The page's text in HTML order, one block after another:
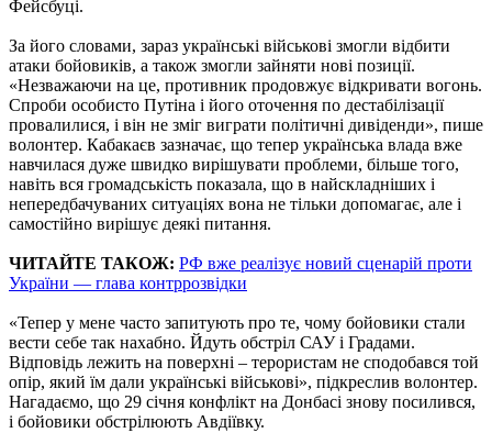
Фейсбуці.
За його словами, зараз українські військові змогли відбити
атаки бойовиків, а також змогли зайняти нові позиції.
«Незважаючи на це, противник продовжує відкривати вогонь.
Спроби особисто Путіна і його оточення по дестабілізації
провалилися, і він не зміг виграти політичні дивіденди», пише
волонтер. Кабакаєв зазначає, що тепер українська влада вже
навчилася дуже швидко вирішувати проблеми, більше того,
навіть вся громадськість показала, що в найскладніших і
непередбачуваних ситуаціях вона не тільки допомагає, але і
самостійно вирішує деякі питання.
ЧИТАЙТЕ ТАКОЖ: РФ вже реалізує новий сценарій проти
України — глава контррозвідки
«Тепер у мене часто запитують про те, чому бойовики стали
вести себе так нахабно. Йдуть обстріл САУ і Градами.
Відповідь лежить на поверхні – терористам не сподобався той
опір, який їм дали українські військові», підкреслив волонтер.
Нагадаємо, що 29 січня конфлікт на Донбасі знову посилився,
і бойовики обстрілюють Авдіївку.